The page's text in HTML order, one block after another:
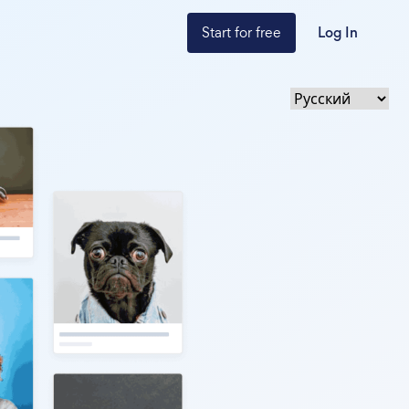
Start for free Log In